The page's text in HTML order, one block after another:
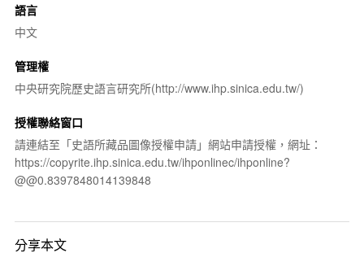
語言
中文
管理權
中央研究院歷史語言研究所(http://www.ihp.sinica.edu.tw/)
授權聯絡窗口
請連結至「史語所藏品圖像授權申請」網站申請授權，網址：
https://copyrite.ihp.sinica.edu.tw/ihponlinec/ihponline?
@@0.8397848014139848
分享本文